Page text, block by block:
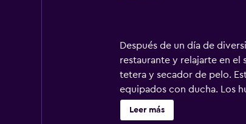
Después de un día de
restaurante y relajarte en
tetera y secador de pelo.
equipados con ducha. Los
limpieza a petición. Los
esquí, sauna y gimnasio.
Leer más